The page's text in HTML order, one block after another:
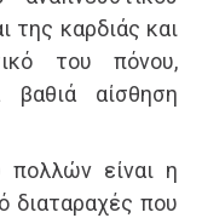
της καρδιάς και
του πόνου,
βαθιά αίσθηση
πολλών είναι η
διαταραχές που